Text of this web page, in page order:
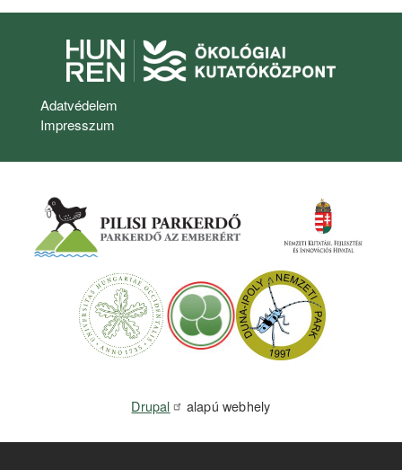
Lábléc
Adatvédelem
Impresszum
Drupal alapú webhely